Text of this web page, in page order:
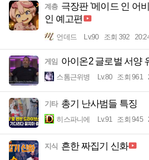
계층 극장판 '메이드 인 어
인 예고편
언데드 Lv.90 조회 392
게임 아이온2 글로벌 서양
스톰근위병 Lv.80 조회 961
기타 총기 난사범들 특징
히스파니에 Lv.91 조회 945
지식 흔한 짜집기 신화